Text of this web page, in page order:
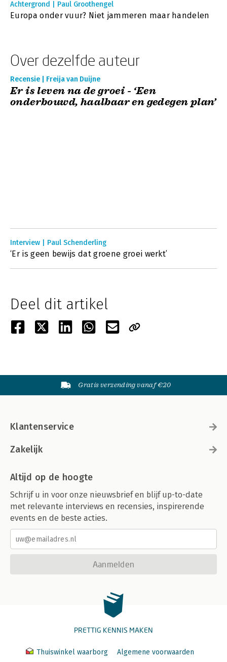
Achtergrond | Paul Groothengel
Europa onder vuur? Niet jammeren maar handelen
Over dezelfde auteur
Recensie | Freija van Duijne
Er is leven na de groei - ‘Een
onderbouwd, haalbaar en gedegen plan’
Interview | Paul Schenderling
‘Er is geen bewijs dat groene groei werkt’
Deel dit artikel
Gratis verzending vanaf €20
Klantenservice
Zakelijk
Altijd op de hoogte
Schrijf u in voor onze nieuwsbrief en blijf up-to-date
met relevante interviews en recensies, inspirerende
events en de beste acties.
Aanmelden
PRETTIG KENNIS MAKEN
Thuiswinkel waarborg Algemene voorwaarden